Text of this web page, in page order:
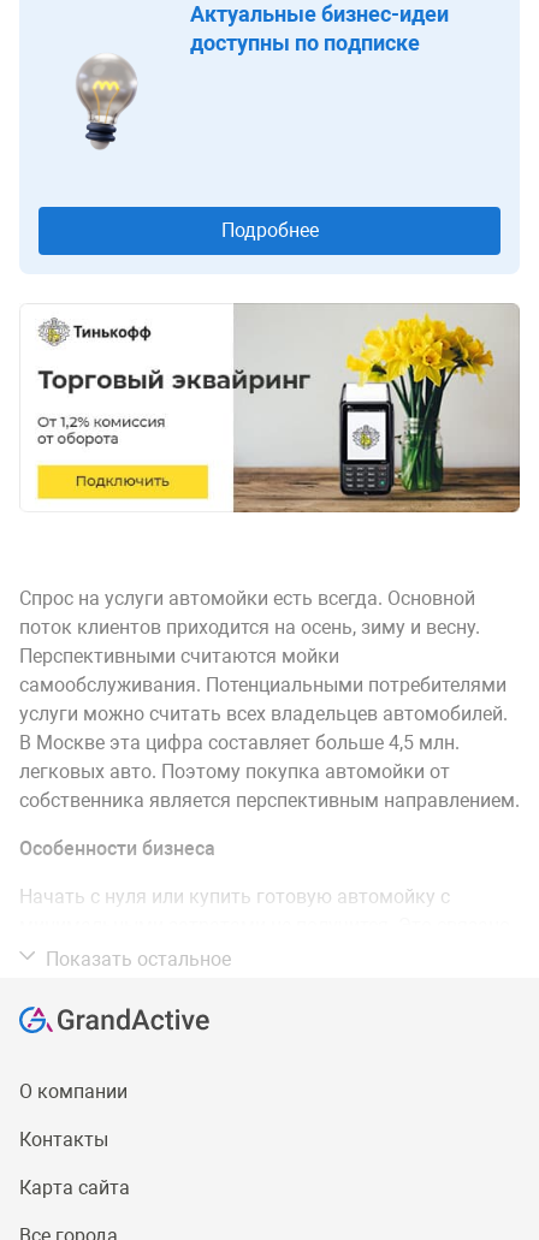
Актуальные бизнес-идеи
доступны по подписке
Подробнее
Спрос на услуги автомойки есть всегда. Основной
поток клиентов приходится на осень, зиму и весну.
Перспективными считаются мойки
самообслуживания. Потенциальными потребителями
услуги можно считать всех владельцев автомобилей.
В Москве эта цифра составляет больше 4,5 млн.
легковых авто. Поэтому покупка автомойки от
собственника является перспективным направлением.
Особенности бизнеса
Начать с нуля или купить готовую автомойку с
с такими расходами:
использование коммуникаций;
расходные материалы;
контролировать работу сотрудников на всех этапах,
добиться успеха будет не сложно.
Показать остальное
О компании
Контакты
Карта сайта